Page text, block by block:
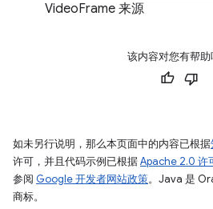
VideoFrame 来源
该内容对您有帮助
如未另行说明，那么本页面中的内容已根据
许可，并且代码示例已根据Apache 2.0 许
参阅 Google 开发者网站政策。Java 是
商标。